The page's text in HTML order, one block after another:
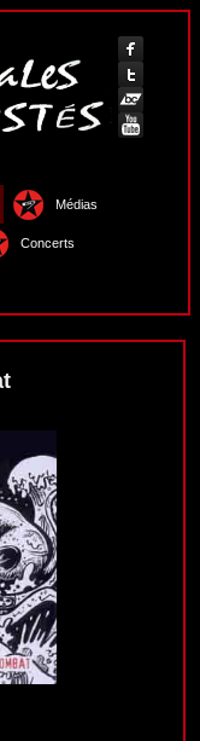
Médias
Concerts